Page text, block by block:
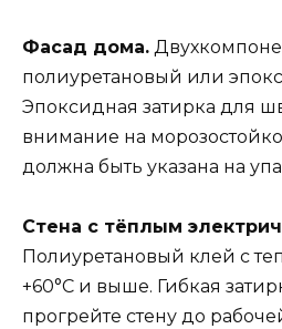
Фасад дома.
полиуретановый или
Эпоксидная затирка для
внимание на
должна быть указана на
Стена с тёплым
Полиуретановый клей с
+60°C и выше. Гибкая
прогрейте стену до